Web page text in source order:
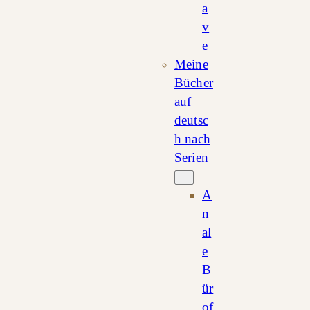
a
v
e
Meine
Bücher
auf
deutsc
h nach
Serien
A
n
al
e
B
ür
of